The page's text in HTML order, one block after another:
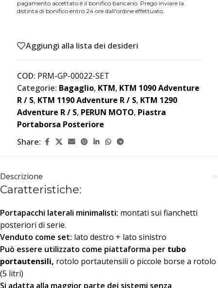
pagamento accettato è il bonifico bancario. Prego inviare la
distinta di bonifico entro 24 ore dall'ordine effettuato.
Aggiungi alla lista dei desideri
COD: PRM-GP-00022-SET
Categorie: Bagaglio, KTM, KTM 1090 Adventure
R / S, KTM 1190 Adventure R / S, KTM 1290
Adventure R / S, PERUN MOTO, Piastra
Portaborsa Posteriore
Share:
Descrizione
Caratteristiche:
Portapacchi laterali minimalisti: montati sui fianchetti
posteriori di serie.
Venduto come set: lato destro + lato sinistro
Può essere utilizzato come piattaforma per tubo
portautensili, rotolo portautensili o piccole borse a rotolo
(5 litri)
Si adatta alla maggior parte dei sistemi senza